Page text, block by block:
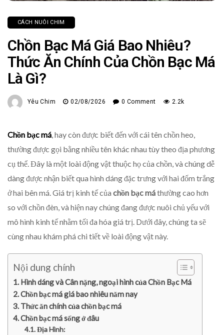
CÁCH NUÔI CHIM
Chồn Bạc Má Giá Bao Nhiêu?
Thức Ăn Chính Của Chồn Bạc Má
Là Gì?
Yêu Chim 02/08/2026 0 Comment 2.2k
Chồn bạc má, hay còn được biết đến với cái tên chồn heo,
thường được gọi bằng nhiều tên khác nhau tùy theo địa phương
cụ thể. Đây là một loài động vật thuộc họ của chồn, và chúng dễ
dàng được nhận biết qua hình dáng đặc trưng với hai đốm trắng
ở hai bên má. Giá trị kinh tế của chồn bạc máthường cao hơn
so với chồn đèn, và hiện nay chúng đang được nuôi chủ yếu với
mô hình kinh tế nhằm tối đa hóa giá trị. Dưới đây, chúng ta sẽ
cùng nhau khám phá chi tiết về loài động vật này.
Nội dung chính
Hình dáng và Cân nặng, ngoại hình của Chồn Bạc Má
Chồn bạc má giá bao nhiêu năm nay
Thức ăn chính của chồn bạc má
Chồn bạc má sống ở đâu
Địa Hình: